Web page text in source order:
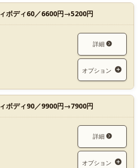
ィボディ60／6600円→5200円
詳細
オプション
ィボディ90／9900円→7900円
詳細
オプション